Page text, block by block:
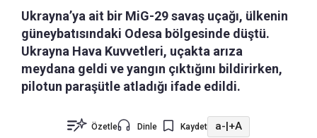
Ukrayna’ya ait bir MiG-29 savaş uçağı, ülkenin
güneybatısındaki Odesa bölgesinde düştü.
Ukrayna Hava Kuvvetleri, uçakta arıza
meydana geldi ve yangın çıktığını bildirirken,
pilotun paraşütle atladığı ifade edildi.
Özetle Dinle Kaydet a-|+A